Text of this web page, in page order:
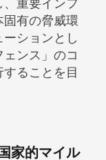
有の脅威環
ションとし
ンス」のコ
ることを目
家的マイル